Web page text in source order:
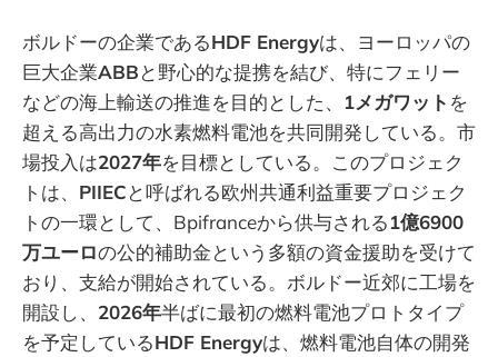
ボルドーの企業であるHDF Energyは、ヨーロッパの
巨大企業ABBと野心的な提携を結び、特にフェリー
などの海上輸送の推進を目的とした、 1メガワット を
超える高出力の水素燃料電池を共同開発している。市
場投入は2027年を目標としている。このプロジェク
トは、 PIIECと呼ばれる欧州共通利益重要プロジェク
トの一環として、Bpifranceから供与される1億6900
万ユーロの公的補助金という多額の資金援助を受けて
おり、支給が開始されている。ボルドー近郊に工場を
開設し、 2026年半ばに最初の燃料電池プロトタイプ
を予定しているHDF Energyは、燃料電池自体の開発